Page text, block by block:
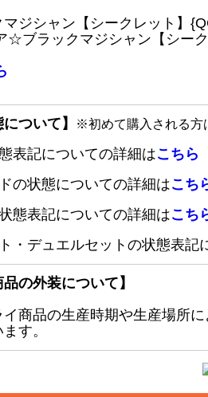
ジシャン【シークレット】
ブラックマジシャン【シー
ついて】 ※初めて購入される方
表記についての詳細はこちら
の状態についての詳細はこち
態表記についての詳細はこち
・デュエルセットの状態表記
品の外装について】
商品の生産時期や生産場所
す。